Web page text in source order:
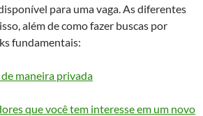
para uma vaga. As diferentes
além de como fazer buscas por
fundamentais:
maneira privada
que você tem interesse em um novo